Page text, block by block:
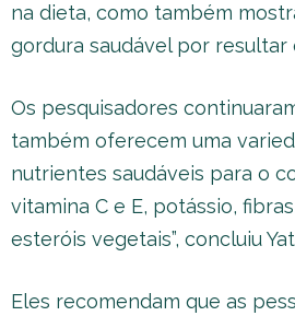
na dieta, como também
gordura saudável por resultar
Os pesquisadores
também oferecem uma
nutrientes saudáveis para o
vitamina C e E, potássio,
esteróis vegetais”, concluiu
Eles recomendam que as